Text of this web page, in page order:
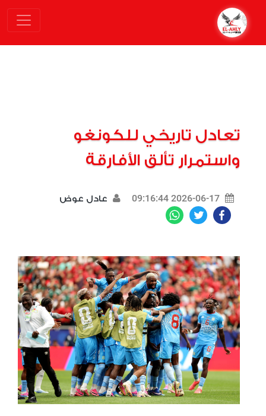
تعادل تاريخي للكونغو
واستمرار تألق الأفارقة
2026-06-17 09:16:44 عادل عوض
Facebook
Twitter